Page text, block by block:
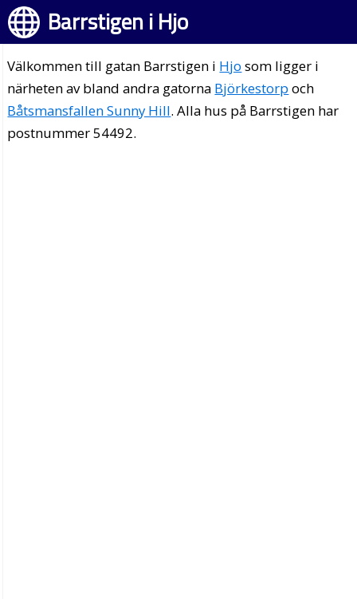
Barrstigen i Hjo
Välkommen till gatan Barrstigen i Hjo som ligger i
närheten av bland andra gatorna Björkestorp och
Båtsmansfallen Sunny Hill. Alla hus på Barrstigen har
postnummer 54492.